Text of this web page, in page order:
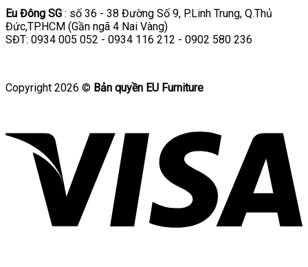
Eu Đông SG : số 36 - 38 Đường Số 9, P.Linh Trung, Q.Thủ
Đức,TP.HCM (Gần ngã 4 Nai Vàng)
SĐT: 0934 005 052 - 0934 116 212 - 0902 580 236
Copyright 2026 © Bản quyền EU Furniture